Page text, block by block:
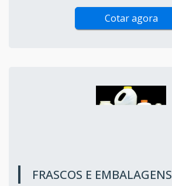
Cotar agora
FRASCOS E EMBALAGENS